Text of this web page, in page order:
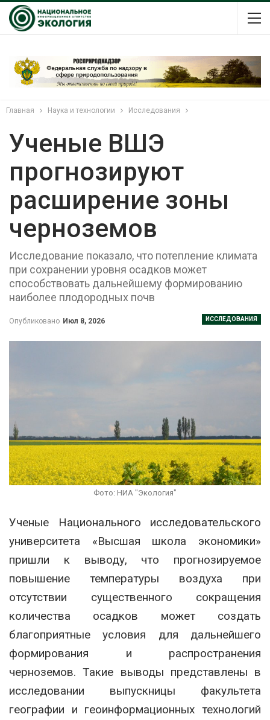
Главная Наука и технологии Исследования
Ученые ВШЭ
прогнозируют
расширение зоны
черноземов
Исследование показало, что потепление климата
при сохранении уровня осадков может
способствовать дальнейшему формированию
наиболее плодородных почв
ИССЛЕДОВАНИЯ
Опубликовано Июл 8, 2026
Фото: НИА "Экология"
Ученые Национального исследовательского
университета «Высшая школа экономики»
пришли к выводу, что прогнозируемое
повышение температуры воздуха при
отсутствии существенного сокращения
количества осадков может создать
благоприятные условия для дальнейшего
формирования и распространения
черноземов. Такие выводы представлены в
исследовании выпускницы факультета
географии и геоинформационных технологий